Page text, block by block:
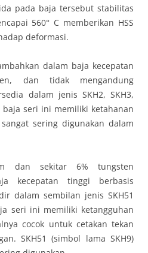
pada baja tersebut stabilitas
560° C memberikan HSS
deformasi.
dalam baja kecepatan
dan tidak mengandung
dalam jenis SKH2, SKH3,
baja seri ini memiliki ketahanan
sering digunakan dalam
dan sekitar 6% tungsten
kecepatan tinggi berbasis
dalam sembilan jenis SKH51
seri ini memiliki ketangguhan
cocok untuk cetakan tekan
SKH51 (simbol lama SKH9)